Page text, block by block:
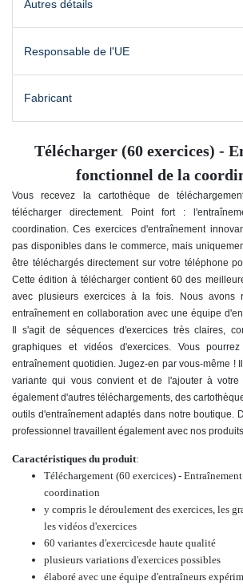
Autres détails
Responsable de l'UE
Fabricant
Télécharger (60 exercices) -
fonctionnel de la
Vous recevez la cartothèque de
télécharger directement. Point fort :
coordination. Ces exercices d'entraînement
pas disponibles dans le commerce, mais
être téléchargés directement sur votre téléphone
Cette édition à télécharger contient 60 des
avec plusieurs exercices à la fois. Nous avons
entraînement en collaboration avec une équipe
Il s'agit de séquences d'exercices très claires,
graphiques et vidéos d'exercices. Vous
entraînement quotidien. Jugez-en par vous-même !
variante qui vous convient et de l'ajouter à votre
également d'autres téléchargements, des
outils d'entraînement adaptés dans notre boutique.
professionnel travaillent également avec nos produits
Caractéristiques du produit:
Téléchargement (60 exercices) -
coordination
y compris le déroulement des exercices, les
les vidéos d'exercices
60 variantes d'exercicesde haute qualité
plusieurs variations d'exercices possibles
élaboré avec une équipe d'entraîneurs